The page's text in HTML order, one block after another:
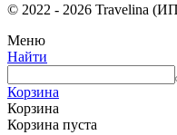
© 2022 - 2026 Travelina
Меню
Найти
Корзина
Корзина
Корзина пуста